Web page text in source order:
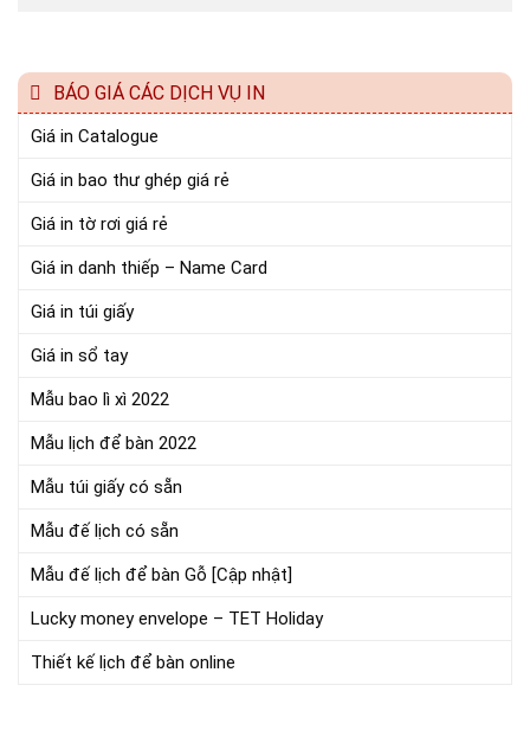
BÁO GIÁ CÁC DỊCH VỤ IN
Giá in Catalogue
Giá in bao thư ghép giá rẻ
Giá in tờ rơi giá rẻ
Giá in danh thiếp – Name Card
Giá in túi giấy
Giá in sổ tay
Mẫu bao lì xì 2022
Mẫu lịch để bàn 2022
Mẫu túi giấy có sẵn
Mẫu đế lịch có sẵn
Mẫu đế lịch để bàn Gỗ [Cập nhật]
Lucky money envelope – TET Holiday
Thiết kế lịch để bàn online